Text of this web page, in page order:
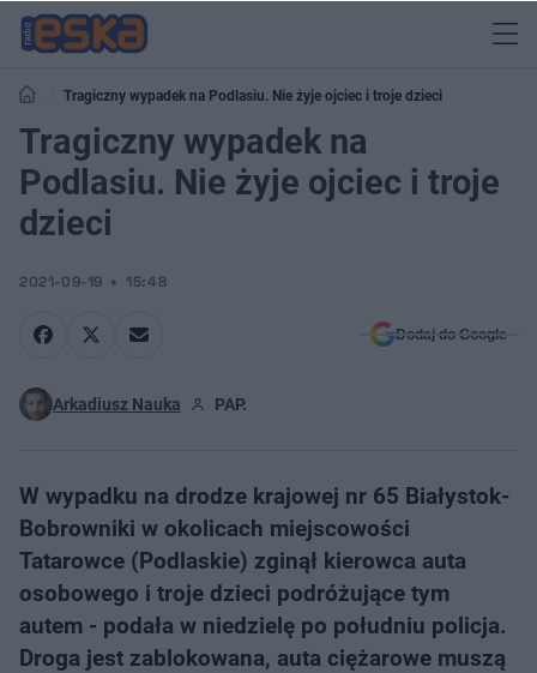
Tragiczny wypadek na Podlasiu. Nie żyje ojciec i troje dzieci
Tragiczny wypadek na
Podlasiu. Nie żyje ojciec i troje
dzieci
2021-09-19 15:48
Dodaj do Google
Arkadiusz Nauka PAP.
W wypadku na drodze krajowej nr 65 Białystok-
Bobrowniki w okolicach miejscowości
Tatarowce (Podlaskie) zginął kierowca auta
osobowego i troje dzieci podróżujące tym
autem - podała w niedzielę po południu policja.
Droga jest zablokowana, auta ciężarowe muszą